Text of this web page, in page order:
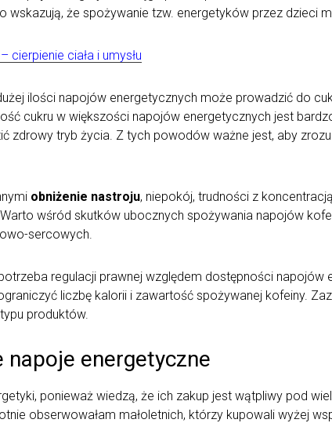
wskazują, że spożywanie tzw. energetyków przez dzieci
cierpienie ciała i umysłu
ilości napojów energetycznych może prowadzić do
cukru w większości napojów energetycznych jest
zdrowy tryb życia. Z tych powodów ważne jest, aby
obniżenie nastroju, niepokój, trudności z
wśród skutków ubocznych spożywania napojów
sercowych.
regulacji prawnej względem dostępności napojów
liczbę kalorii i zawartość spożywanej kofeiny.
produktów.
napoje energetyczne
ponieważ wiedzą, że ich zakup jest wątpliwy pod
obserwowałam małoletnich, którzy kupowali wyżej